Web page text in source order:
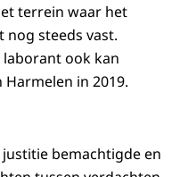
terrein waar het
nog steeds vast.
ook kan
in 2019.
bemachtigde en